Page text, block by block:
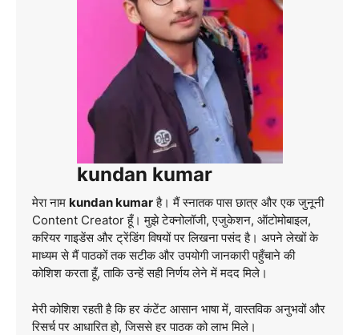
kundan kumar
मेरा नाम kundan kumarहै। मैं स्नातक पास छात्र और एक जुनूनी
Content Creator हूँ। मुझे टेक्नोलॉजी, एजुकेशन, ऑटोमोबाइल,
करियर गाइडेंस और ट्रेंडिंग विषयों पर लिखना पसंद है। अपने लेखों के
माध्यम से मैं पाठकों तक सटीक और उपयोगी जानकारी पहुँचाने की
कोशिश करता हूँ, ताकि उन्हें सही निर्णय लेने में मदद मिले।
मेरी कोशिश रहती है कि हर कंटेंट आसान भाषा में, वास्तविक अनुभवों और
रिसर्च पर आधारित हो, जिससे हर पाठक को लाभ मिले।